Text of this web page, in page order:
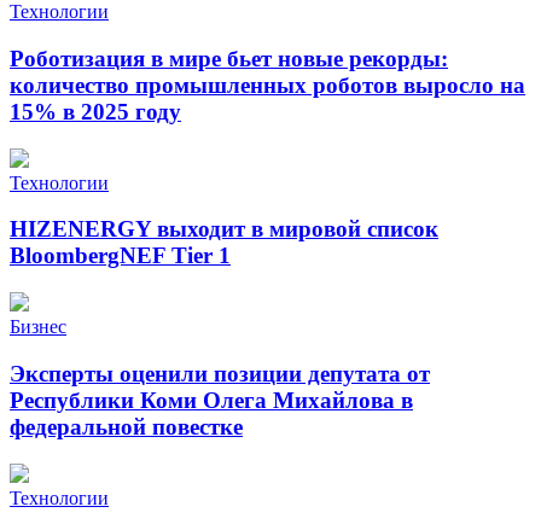
Технологии
Роботизация в мире бьет новые рекорды:
количество промышленных роботов выросло на
15% в 2025 году
Технологии
HIZENERGY выходит в мировой список
BloombergNEF Tier 1
Бизнес
Эксперты оценили позиции депутата от
Республики Коми Олега Михайлова в
федеральной повестке
Технологии